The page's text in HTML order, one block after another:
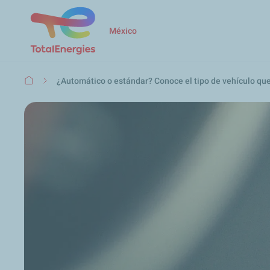
México
Ruta
navegación
¿Automático o estándar? Conoce el tipo de vehículo